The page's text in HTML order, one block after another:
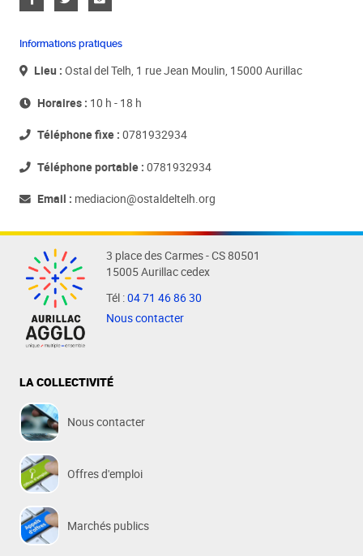
Informations pratiques
Lieu : Ostal del Telh, 1 rue Jean Moulin, 15000 Aurillac
Horaires : 10 h - 18 h
Téléphone fixe : 0781932934
Téléphone portable : 0781932934
Email : mediacion@ostaldeltelh.org
3 place des Carmes - CS 80501
15005 Aurillac cedex
Tél :04 71 46 86 30
Nous contacter
LA COLLECTIVITÉ
Nous contacter
Offres d'emploi
Marchés publics